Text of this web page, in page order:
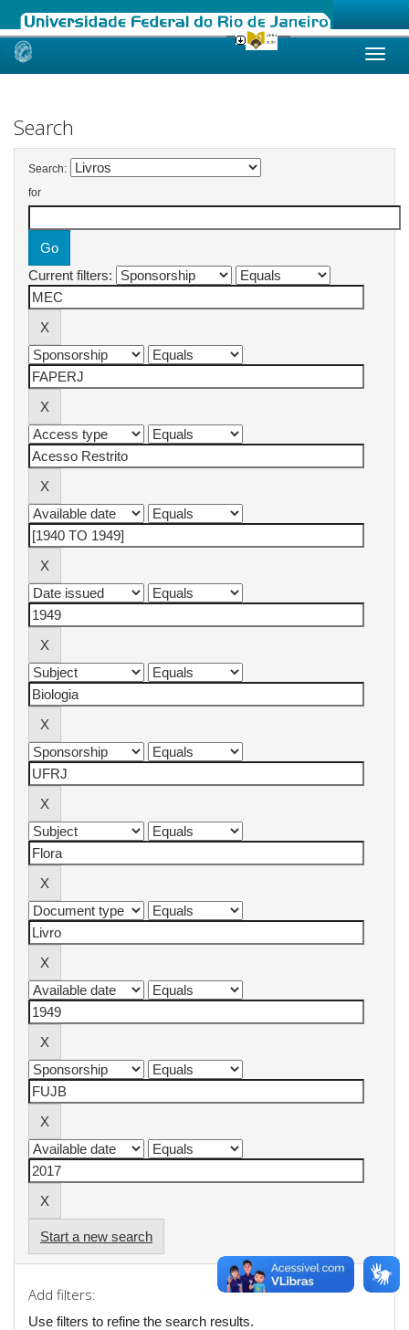
Skip
Search
Search:
for
Current filters:
Start a new search
Add filters:
Use filters to refine the search results.